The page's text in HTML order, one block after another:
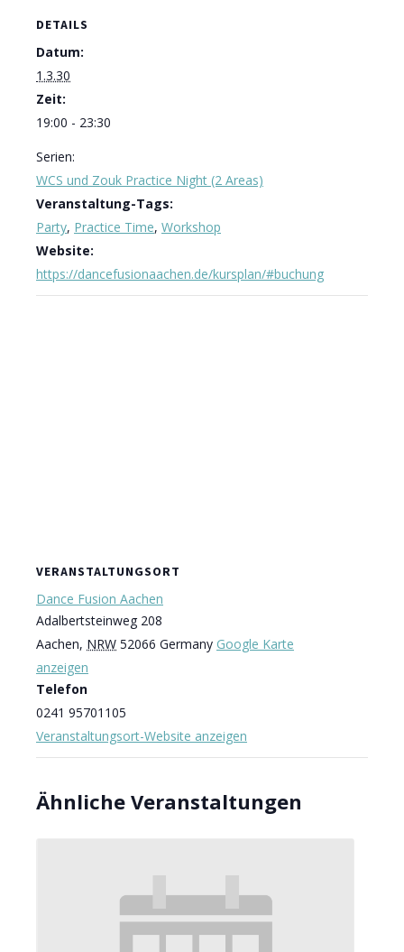
DETAILS
Datum:
1.3.30
Zeit:
19:00 - 23:30
Serien:
WCS und Zouk Practice Night (2 Areas)
Veranstaltung-Tags:
Party, Practice Time, Workshop
Website:
https://dancefusionaachen.de/kursplan/#buchung
VERANSTALTUNGSORT
Dance Fusion Aachen
Adalbertsteinweg 208
Aachen, NRW 52066 Germany Google Karte
anzeigen
Telefon
0241 95701105
Veranstaltungsort-Website anzeigen
Ähnliche Veranstaltungen